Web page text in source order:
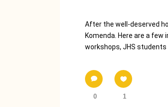
After the well-deserved
Komenda. Here are a
workshops, JHS students
0 1